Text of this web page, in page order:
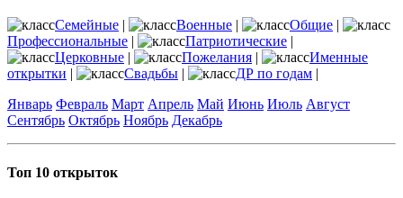
Семейные | Военные | Общие |
Профессиональные | Патриотические |
Церковные | Пожелания |
Именные
открытки | Свадьбы | ДР по годам |
Январь Февраль Март Апрель Май Июнь Июль Август
Сентябрь Октябрь Ноябрь Декабрь
Топ 10 открыток